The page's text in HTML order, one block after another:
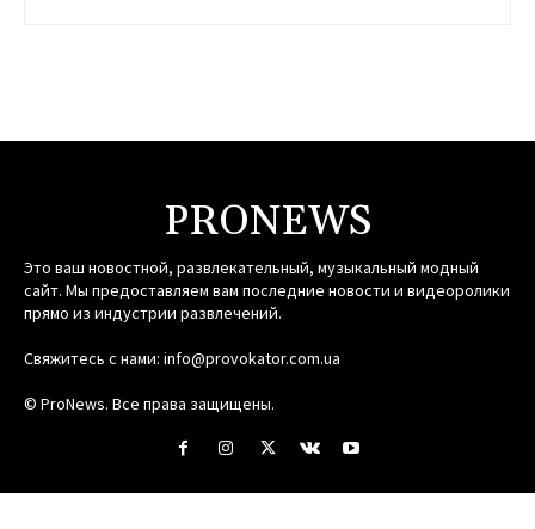
PRONEWS
Это ваш новостной, развлекательный, музыкальный модный
сайт. Мы предоставляем вам последние новости и видеоролики
прямо из индустрии развлечений.
Свяжитесь с нами: info@provokator.com.ua
© ProNews. Все права защищены.